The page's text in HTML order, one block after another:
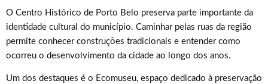
O Centro Histórico de Porto Belo preserva parte importante da
identidade cultural do município. Caminhar pelas ruas da região
permite conhecer construções tradicionais e entender como
ocorreu o desenvolvimento da cidade ao longo dos anos.
Um dos destaques é o Ecomuseu, espaço dedicado à preservação